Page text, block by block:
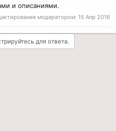
и описаниями.
модератором: 15 Апр 2016
для ответа.